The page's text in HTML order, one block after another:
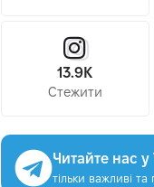
13.9K
Стежити
Читайте нас у
тільки важливі